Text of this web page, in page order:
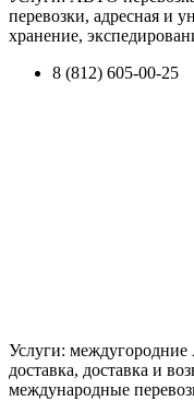
перевозки, адресная и
хранение,
8 (812) 605-00-25
Услуги:
доставка, доставка и
международные